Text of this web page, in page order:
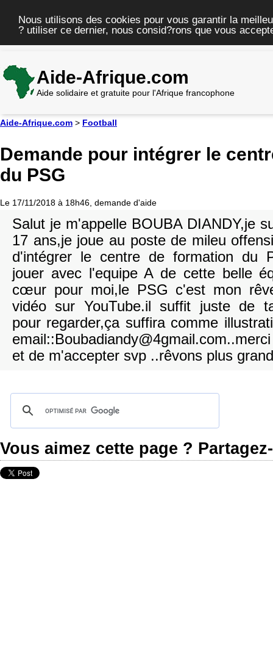
Nous utilisons des cookies pour vous garantir la
? utiliser ce dernier, nous consid?rons que vous
Aide-Afrique.com
Aide solidaire et gratuite pour l'Afrique francophone
Aide-Afrique.com > Football
Demande pour intégrer le
du PSG
Le 17/11/2018 à 18h46, demande d'aide
Salut je m'appelle BOUBA DIANDY,je
17 ans,je joue au poste de mileu
d'intégrer le centre de formation du
jouer avec l'equipe A de cette belle
cœur pour moi,le PSG c'est mon
vidéo sur YouTube.il suffit juste de
pour regarder,ça suffira comme
et de m'accepter svp ..rêvons plus grand
Vous aimez cette page ?